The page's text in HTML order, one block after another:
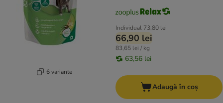
6 variante
Individual 73,80 lei
66,90 lei
83,65 lei / kg
63,56 lei
Adaugă în coș